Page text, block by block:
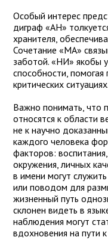
Особый интерес
диграф «АН»
хранителя,
Сочетание «МА»
заботой. «НИ» якобы
способности,
критических ситуациях.
Важно понимать, что
относятся к области
не к научно
каждого человека
факторов:
окружения, личных
в имени могут
или поводом для
жизненный путь
склонен видеть в
наблюдения могут
вдохновения на пути